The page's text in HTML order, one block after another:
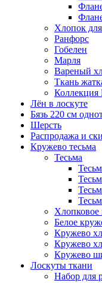
Хлопок
Ранфорс
Гобелен
Марля
Вареный
Ткань
Коллекция
Лён в лоскуте
Бязь 220 см
Шерсть
Распродажа и
Кружево тесьма
Тесьма
Хлопковое
Белое
Кружево
Кружево
Кружево
Лоскуты ткани
Набор для